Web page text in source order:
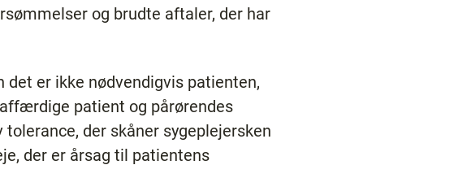
og brudte aftaler, der har
er ikke nødvendigvis patienten,
patient og pårørendes
der skåner sygeplejersken
der er årsag til patientens